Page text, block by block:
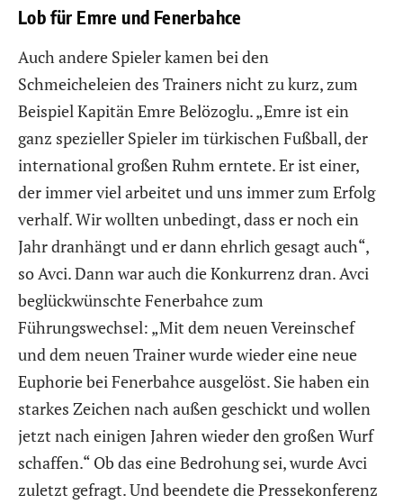
Lob für Emre und Fenerbahce
Auch andere Spieler kamen bei den
Schmeicheleien des Trainers nicht zu kurz, zum
Beispiel Kapitän Emre Belözoglu. „Emre ist ein
ganz spezieller Spieler im türkischen Fußball, der
international großen Ruhm erntete. Er ist einer,
der immer viel arbeitet und uns immer zum Erfolg
verhalf. Wir wollten unbedingt, dass er noch ein
Jahr dranhängt und er dann ehrlich gesagt auch“,
so Avci. Dann war auch die Konkurrenz dran. Avci
beglückwünschte Fenerbahce zum
Führungswechsel: „Mit dem neuen Vereinschef
und dem neuen Trainer wurde wieder eine neue
Euphorie bei Fenerbahce ausgelöst. Sie haben ein
starkes Zeichen nach außen geschickt und wollen
jetzt nach einigen Jahren wieder den großen Wurf
schaffen.“ Ob das eine Bedrohung sei, wurde Avci
zuletzt gefragt. Und beendete die Pressekonferenz